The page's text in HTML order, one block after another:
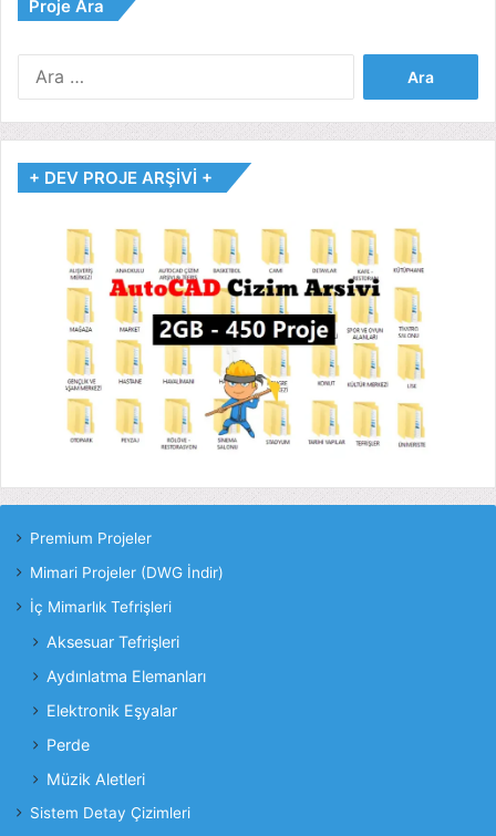
Proje Ara
+ DEV PROJE ARŞİVİ +
Premium Projeler
Mimari Projeler (DWG İndir)
İç Mimarlık Tefrişleri
Aksesuar Tefrişleri
Aydınlatma Elemanları
Elektronik Eşyalar
Perde
Müzik Aletleri
Sistem Detay Çizimleri